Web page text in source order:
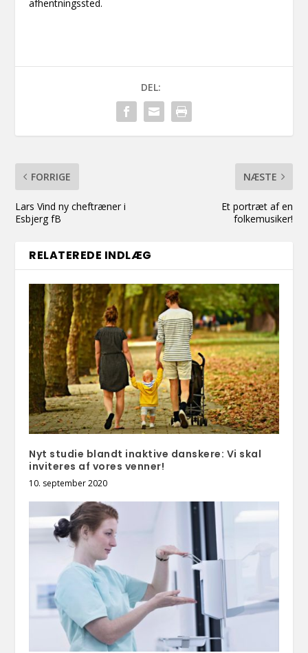
afhentningssted.
DEL:
FORRIGE
Lars Vind ny cheftræner i
Esbjerg fB
NÆSTE
Et portræt af en
folkemusiker!
RELATEREDE INDLÆG
Nyt studie blandt inaktive danskere: Vi skal
inviteres af vores venner!
10. september 2020